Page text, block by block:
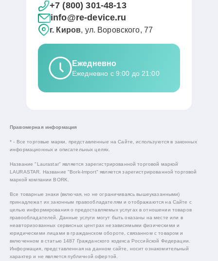
+7 (800) 301-48-13
info@re-device.ru
г. Киров, ул. Воровского, 77
Ежедневно
Ежедневно с 9:00 до 21:00
Правомерная информация
* - Все торговые марки, представленные на Сайте, используются в законных
информационных и описательных целях.
Название "Laurastar" является зарегистрированной торговой маркой
LAURASTAR. Название "Bork-Import" является зарегистрированной торговой
маркой компании BORK.
Все товарные знаки (включая, но не ограничиваясь вышеуказанными)
принадлежат их законным правообладателям и отображаются на Сайте с
целью информирования о предоставляемых услугах в отношении товаров
правообладателей. Данные услуги могут быть оказаны на месте или в
неавторизованных сервисных центрах независимыми физическими и
юридическими лицами в гражданском обороте, связанном с товаром и
включенном в статью 1487 Гражданского кодекса Российской Федерации.
Информация, представленная на данном сайте, носит ознакомительный
характер и не является публичной офертой.